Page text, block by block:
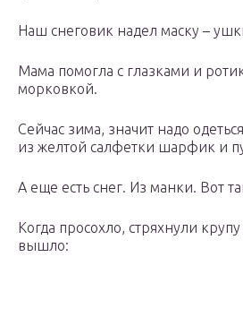
Наш снеговик надел маску –
Мама помогла с глазками и
морковкой.
Сейчас зима, значит надо
из желтой салфетки шарфик и
А еще есть снег. Из манки. Вот
Когда просохло, стряхнули
вышло: